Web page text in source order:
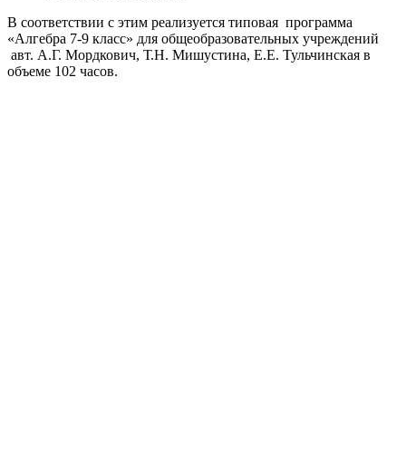
В соответствии с этим реализуется типовая программа
«Алгебра 7-9 класс» для общеобразовательных учреждений
авт. А.Г. Мордкович, Т.Н. Мишустина, Е.Е. Тульчинская в
объеме 102 часов.